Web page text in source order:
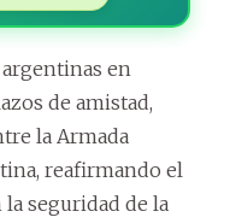
en
de amistad,
la Armada
reafirmando el
seguridad de la